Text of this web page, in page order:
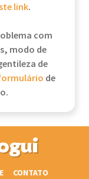
link.
com
modo de
de
de
CONTATO